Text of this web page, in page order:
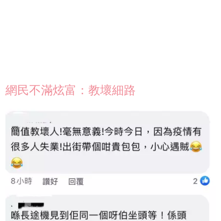
網民不滿炫富：教壞細路